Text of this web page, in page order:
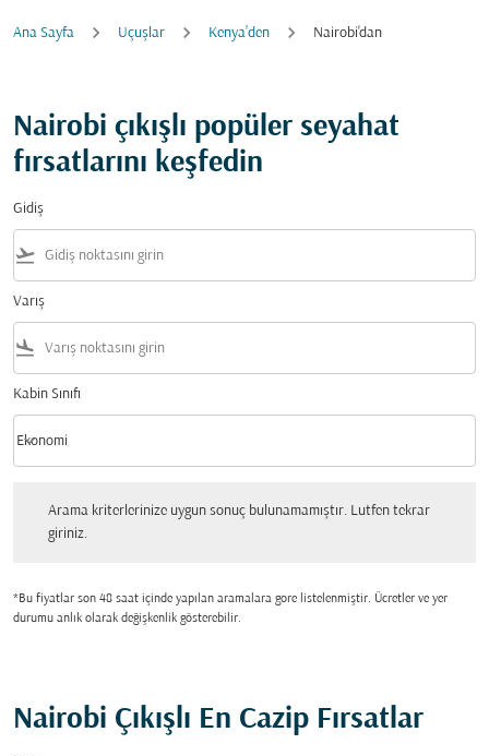
Ana Sayfa Uçuşlar Kenya’den Nairobi'dan
Nairobi çıkışlı popüler seyahat
fırsatlarını keşfedin
Gidiş
flight_takeoff
Varış
flight_land
Kabin Sınıfı
Kabin Sınıfı option Ekonomi Selected
Ekonomi
keyboard_arrow_down
Arama kriterlerinize uygun sonuç bulunamamıştır. Lutfen tekrar
giriniz.
*Bu fiyatlar son 48 saat içinde yapılan aramalara gore listelenmiştir. Ücretler ve yer
durumu anlık olarak değişkenlik gösterebilir.
Nairobi Çıkışlı En Cazip Fırsatlar